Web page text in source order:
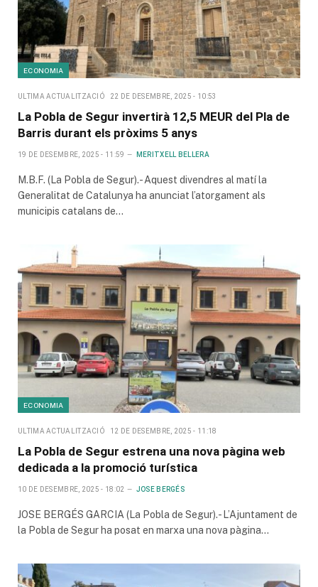
ECONOMIA
ULTIMA ACTUALITZACIÓ 22 DE DESEMBRE, 2025 - 10:53
La Pobla de Segur invertirà 12,5 MEUR del Pla de
Barris durant els pròxims 5 anys
19 DE DESEMBRE, 2025 - 11:59 MERITXELL BELLERA
M.B.F. (La Pobla de Segur).- Aquest divendres al matí la
Generalitat de Catalunya ha anunciat l’atorgament als
municipis catalans de…
ECONOMIA
ULTIMA ACTUALITZACIÓ 12 DE DESEMBRE, 2025 - 11:18
La Pobla de Segur estrena una nova pàgina web
dedicada a la promoció turística
10 DE DESEMBRE, 2025 - 18:02 JOSE BERGÉS
JOSE BERGÉS GARCIA (La Pobla de Segur).- L’Ajuntament de
la Pobla de Segur ha posat en marxa una nova pàgina…